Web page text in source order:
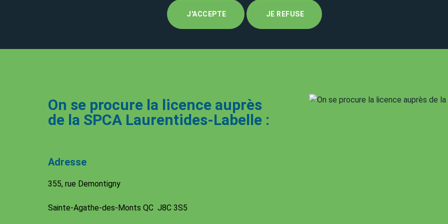
On se procure la licence auprès
de la SPCA Laurentides-Labelle :
Adresse
355, rue Demontigny
Sainte-Agathe-des-Monts QC J8C 3S5
J'ACCEPTE JE REFUSE